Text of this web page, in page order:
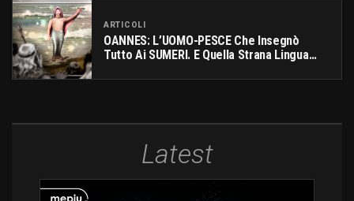
ARTICOLI
OANNES: L’UOMO-PESCE Che Insegnò
Tutto Ai SUMERI. E Quella Strana Lingua…
Latest